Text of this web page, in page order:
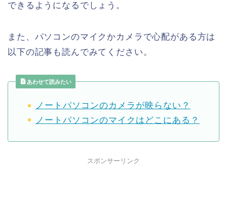
できるようになるでしょう。
また、パソコンのマイクかカメラで心配がある方は
以下の記事も読んでみてください。
あわせて読みたい
ノートパソコンのカメラが映らない？
ノートパソコンのマイクはどこにある？
スポンサーリンク